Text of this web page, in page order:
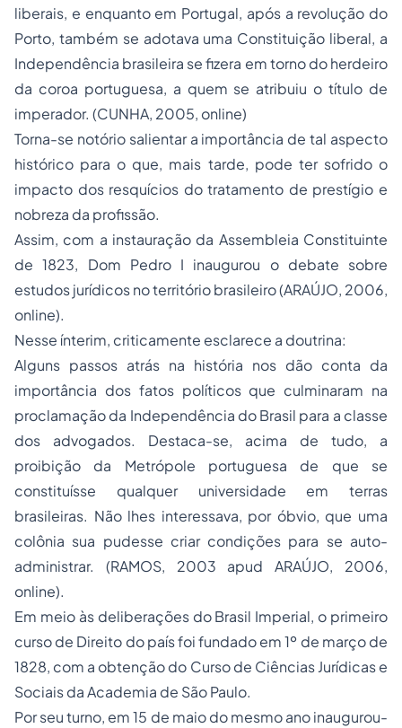
liberais, e enquanto em Portugal, após a revolução do
Porto, também se adotava uma Constituição liberal, a
Independência brasileira se fizera em torno do herdeiro
da coroa portuguesa, a quem se atribuiu o título de
imperador. (CUNHA, 2005, online)
Torna-se notório salientar a importância de tal aspecto
histórico para o que, mais tarde, pode ter sofrido o
impacto dos resquícios do tratamento de prestígio e
nobreza da profissão.
Assim, com a instauração da Assembleia Constituinte
de 1823, Dom Pedro I inaugurou o debate sobre
estudos jurídicos no território brasileiro (ARAÚJO, 2006,
online).
Nesse ínterim, criticamente esclarece a doutrina:
Alguns passos atrás na história nos dão conta da
importância dos fatos políticos que culminaram na
proclamação da Independência do Brasil para a classe
dos advogados. Destaca-se, acima de tudo, a
proibição da Metrópole portuguesa de que se
constituísse qualquer universidade em terras
brasileiras. Não lhes interessava, por óbvio, que uma
colônia sua pudesse criar condições para se auto-
administrar. (RAMOS, 2003 apud ARAÚJO, 2006,
online).
Em meio às deliberações do Brasil Imperial, o primeiro
curso de Direito do país foi fundado em 1º de março de
1828, com a obtenção do Curso de Ciências Jurídicas e
Sociais da Academia de São Paulo.
Por seu turno, em 15 de maio do mesmo ano inaugurou-